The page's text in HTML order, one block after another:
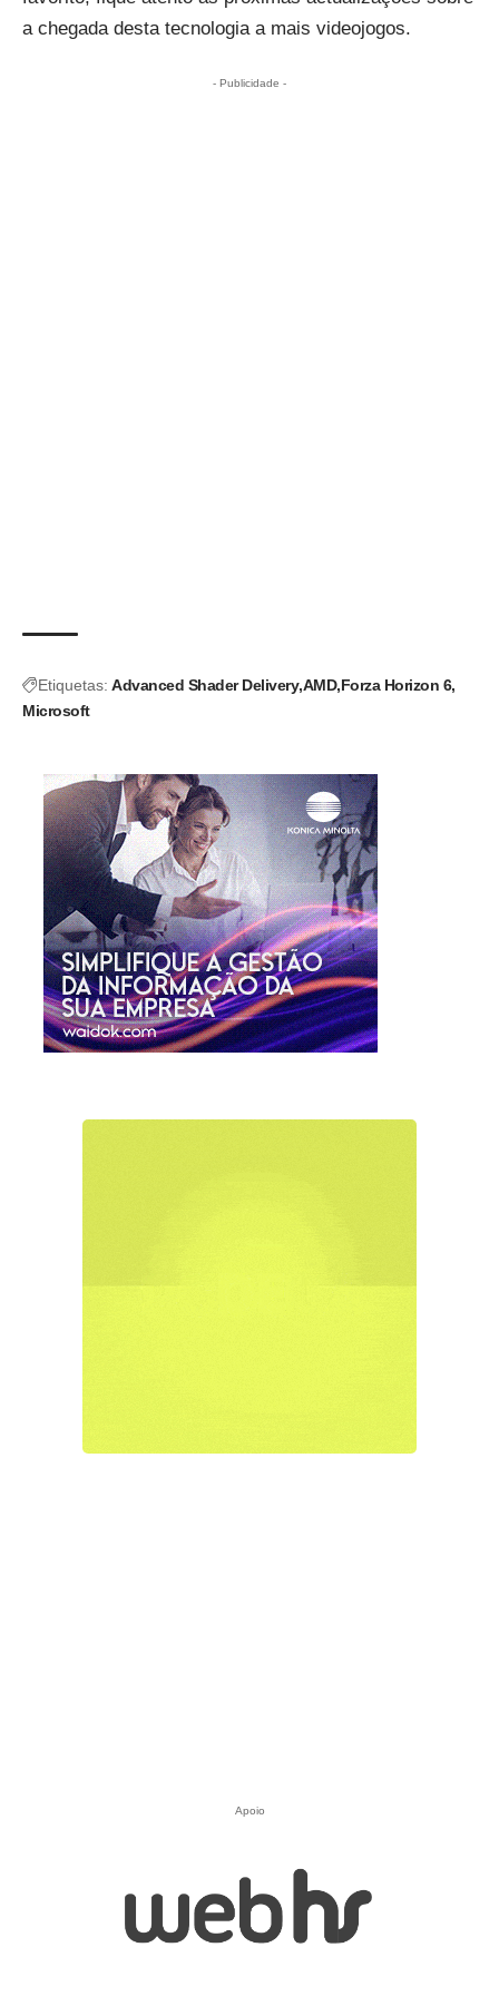
a chegada desta tecnologia a mais videojogos.
- Publicidade -
Etiquetas: Advanced Shader Delivery AMD Forza Horizon 6
Microsoft
Apoio